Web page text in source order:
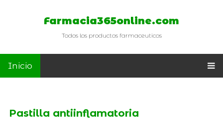
Farmacia365online.com
Todos los productos farmaceuticos
Inicio
Pastilla antiinflamatoria